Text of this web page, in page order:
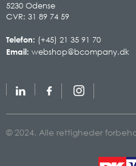
5230 Odense
CVR: 31 89 74 59
Telefon: (+45) 21 35 91 70
Email: webshop@bcompany.dk
© 2024. Alle rettigheder